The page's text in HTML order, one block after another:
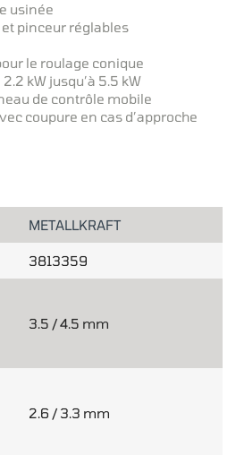
usinée
pinceur réglables
le roulage conique
kW jusqu’à 5.5 kW
de contrôle mobile
coupure en cas d’approche
METALLKRAFT
3813359
3.5 / 4.5 mm
2.6 / 3.3 mm